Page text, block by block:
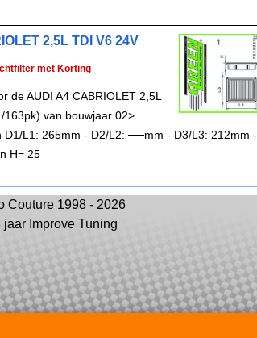
2,5L TDI V6 24V
met Korting
de AUDI A4 CABRIOLET 2,5L
163pk) van bouwjaar 02>
D1/L1: 265mm - D2/L2: ──mm - D3/L3: 212mm -
H= 25
Couture 1998 - 2026
jaar Improve Tuning